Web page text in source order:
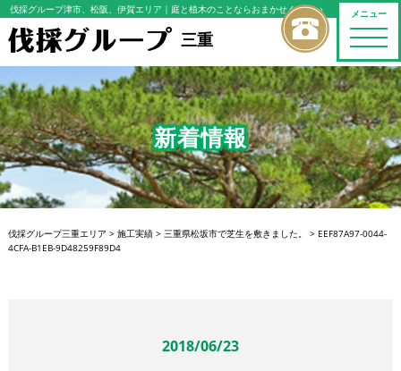
メニュー
toggle
伐採グループ津市、松阪、伊賀エリア ｜庭と植木のことならおまかせください
三重
新着情報
伐採グループ三重エリア > 施工実績> 三重県松坂市で芝生を敷きました。 > EEF87A97-0044-
4CFA-B1EB-9D48259F89D4
2018/06/23